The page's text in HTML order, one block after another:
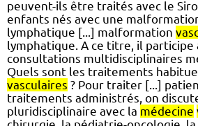
peuvent-ils être traités avec le
enfants nés avec une
lymphatique [...] malformation
lymphatique. A ce titre, il participe
consultations multidisciplinaires
Quels sont les traitements
vasculaires ? Pour traiter [...]
traitements administrés, on
pluridisciplinaire avec la médecine